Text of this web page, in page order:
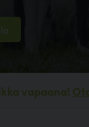
vapaana!